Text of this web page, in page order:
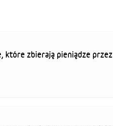
które zbierają pieniądze przez